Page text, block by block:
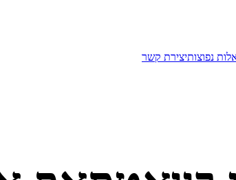
נפוצותיצירת קשר